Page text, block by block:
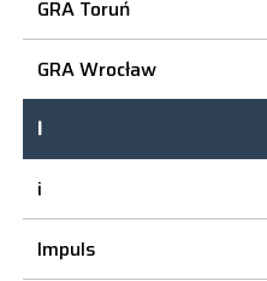
GRA Toruń
GRA Wrocław
I
i
Impuls